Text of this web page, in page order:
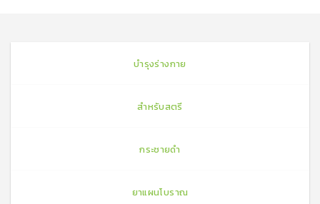
บำรุงร่างกาย
สำหรับสตรี
กระชายดำ
ยาแผนโบราณ